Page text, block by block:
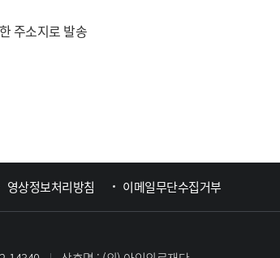
주소지로 발송
영상정보처리방침 이메일무단수집거부